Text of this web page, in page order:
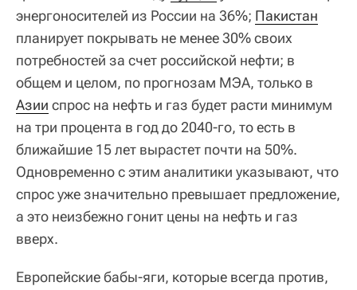
энергоносителей из России на 36%; Пакистан
планирует покрывать не менее 30% своих
потребностей за счет российской нефти; в
общем и целом, по прогнозам МЭА, только в
Азии спрос на нефть и газ будет расти минимум
на три процента в год до 2040-го, то есть в
ближайшие 15 лет вырастет почти на 50%.
Одновременно с этим аналитики указывают, что
спрос уже значительно превышает предложение,
а это неизбежно гонит цены на нефть и газ
вверх.
Европейские бабы-яги, которые всегда против,